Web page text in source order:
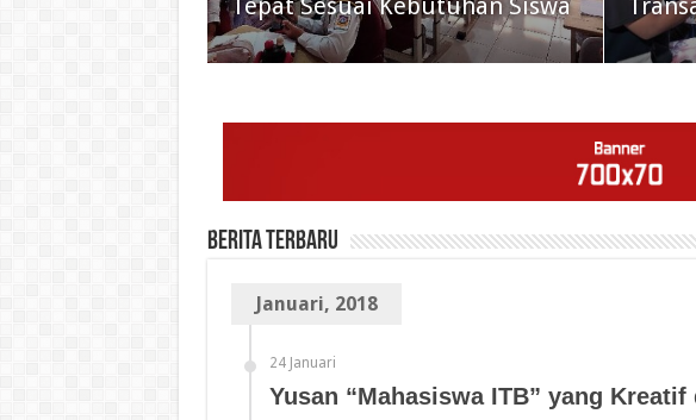
Tepat Sesuai Kebutuhan Siswa
Berita Terbaru
Januari, 2018
24 Januari
Yusan “Mahasiswa ITB” yang Kreatif